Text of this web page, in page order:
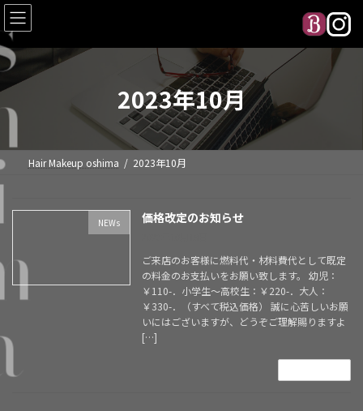
コ
ン
テ
ン
ツ
へ
ス
プ
ナ
ビ
ゲ
ー
シ
ョ
ン
動
2023年10月
Hair Makeup oshima 2023年10月
NEWs 価格改定のお知らせ
ご来店のお客様に燃料代・材料費代として既定
の料金のお支払いをお願い致します。 幼児：
￥110-．小学生～高校生：￥220-．大人：
￥330-．（すべて税込価格） 誠に心苦しいお願
いにはございますが、どうぞご理解賜りますよ
[…]